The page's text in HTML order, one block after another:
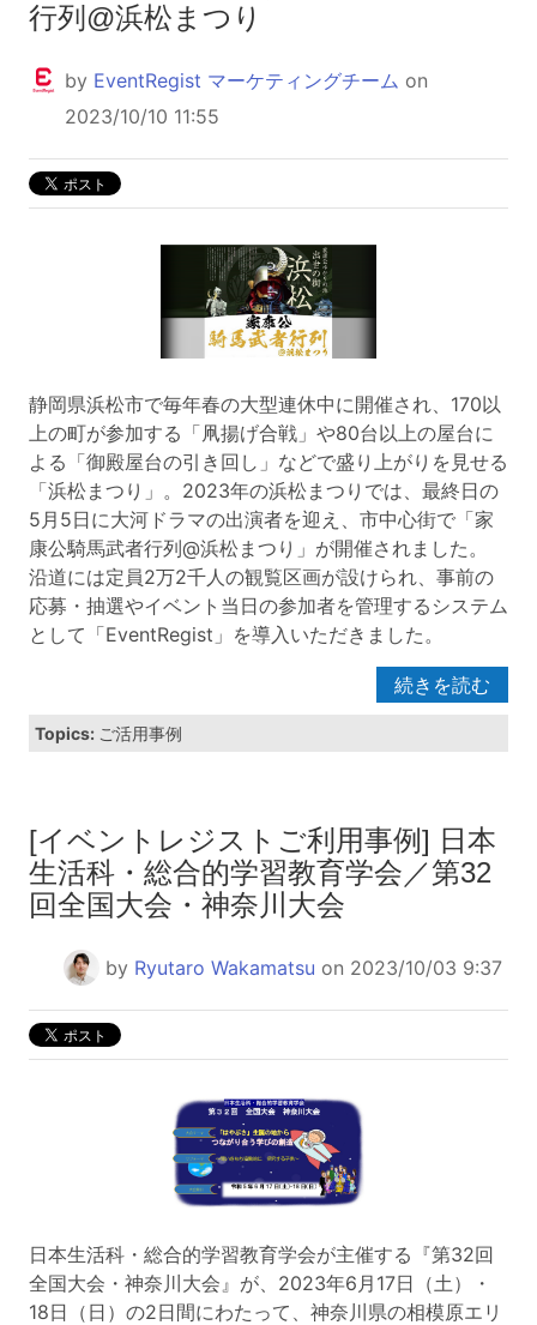
行列@浜松まつり
by EventRegist マーケティングチーム on
2023/10/10 11:55
静岡県浜松市で毎年春の大型連休中に開催され、170以
上の町が参加する「凧揚げ合戦」や80台以上の屋台に
よる「御殿屋台の引き回し」などで盛り上がりを見せる
「浜松まつり」。2023年の浜松まつりでは、最終日の
5月5日に大河ドラマの出演者を迎え、市中心街で「家
康公騎馬武者行列@浜松まつり」が開催されました。
沿道には定員2万2千人の観覧区画が設けられ、事前の
応募・抽選やイベント当日の参加者を管理するシステム
として「EventRegist」を導入いただきました。
続きを読む
Topics: ご活用事例
[イベントレジストご利用事例] 日本
生活科・総合的学習教育学会／第32
回全国大会・神奈川大会
by Ryutaro Wakamatsu on 2023/10/03 9:37
日本生活科・総合的学習教育学会が主催する『第32回
全国大会・神奈川大会』が、2023年6月17日（土）・
18日（日）の2日間にわたって、神奈川県の相模原エリ